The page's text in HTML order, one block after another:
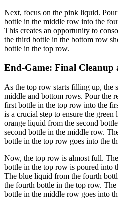
Next, focus on the pink liquid.
bottle in the middle row into the
This creates an opportunity to
the third bottle in the bottom row
bottle in the top row.
End-Game: Final Cleanup
As the top row starts filling up, the
middle and bottom rows. Pour the
first bottle in the top row into the
is a crucial step to ensure the
orange liquid from the second
second bottle in the middle row.
bottle in the top row goes into the
Now, the top row is almost full.
bottle in the top row is poured into
The blue liquid from the fourth
the fourth bottle in the top row.
bottle in the middle row goes into